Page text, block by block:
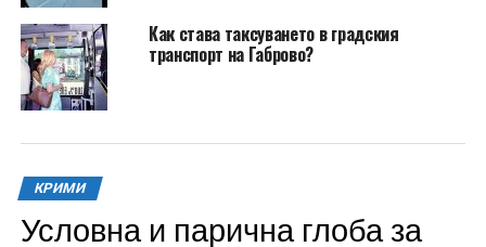
Как става таксуването в градския
транспорт на Габрово?
КРИМИ
Условна и парична глоба за